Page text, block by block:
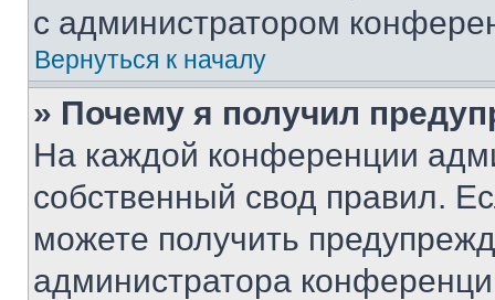
с администратором
Вернуться к началу
» Почему я получил
На каждой конференции
собственный свод правил.
можете получить
администратора